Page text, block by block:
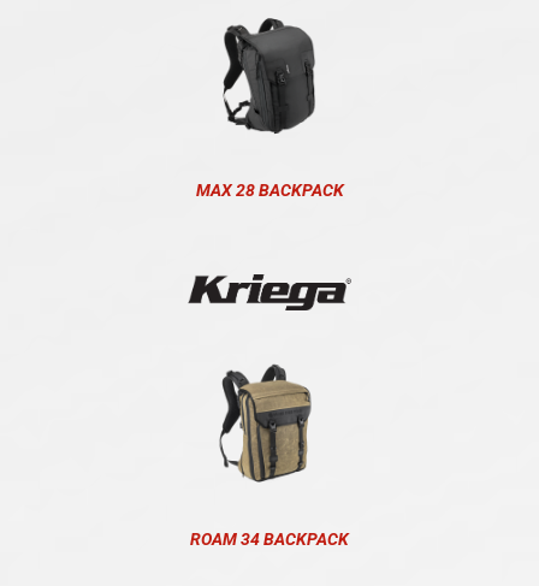
MAX 28 BACKPACK
ROAM 34 BACKPACK